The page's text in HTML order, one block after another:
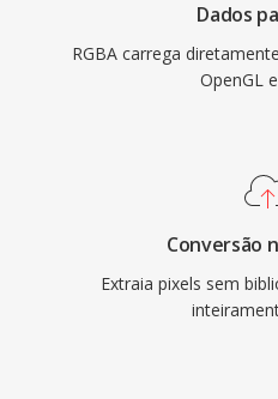
Dados
RGBA carrega
OpenGL
Conversão
Extraia pixels sem